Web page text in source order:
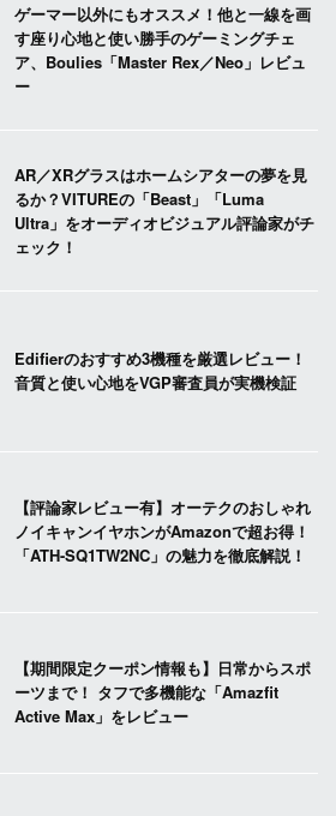
ゲーマー以外にもオススメ！他と一線を画
す座り心地と使い勝手のゲーミングチェ
ア、Boulies「Master Rex／Neo」レビュ
ー
AR／XRグラスはホームシアターの夢を見
るか？VITUREの「Beast」「Luma
Ultra」をオーディオビジュアル評論家がチ
ェック！
Edifierのおすすめ3機種を厳選レビュー！
音質と使い心地をVGP審査員が実機検証
【評論家レビュー有】オーテクのおしゃれ
ノイキャンイヤホンがAmazonで超お得！
「ATH-SQ1TW2NC」の魅力を徹底解説！
【期間限定クーポン情報も】日常からスポ
ーツまで！ タフで多機能な「Amazfit
Active Max」をレビュー